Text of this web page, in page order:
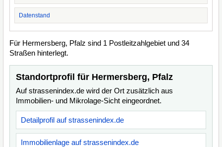
Datenstand
Für Hermersberg, Pfalz sind 1 Postleitzahlgebiet und 34
Straßen hinterlegt.
Standortprofil für Hermersberg, Pfalz
Auf strassenindex.de wird der Ort zusätzlich aus
Immobilien- und Mikrolage-Sicht eingeordnet.
Detailprofil auf strassenindex.de
Immobilienlage auf strassenindex.de